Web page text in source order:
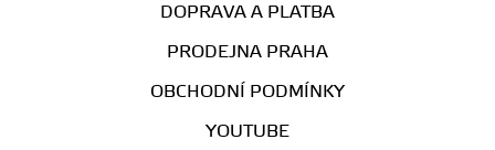
DOPRAVA A PLATBA
PRODEJNA PRAHA
OBCHODNÍ PODMÍNKY
YOUTUBE
VÝFUK
INTERIÉR
AUTOKOSMETIKA